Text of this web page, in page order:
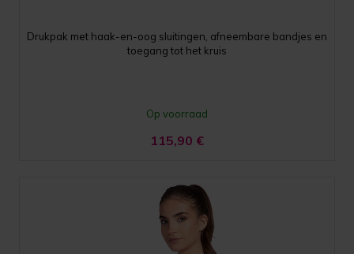
Drukpak met haak-en-oog sluitingen, afneembare bandjes en
toegang tot het kruis
Op voorraad
115,90 €